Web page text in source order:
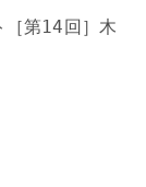
［第14回］木